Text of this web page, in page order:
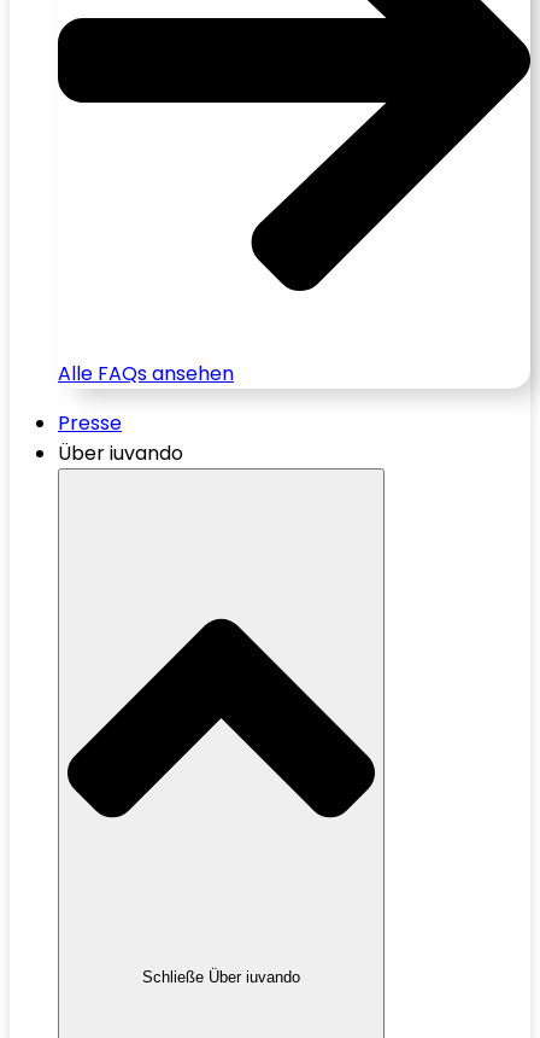
Alle FAQs ansehen
Presse
Über iuvando
Schließe Über iuvando